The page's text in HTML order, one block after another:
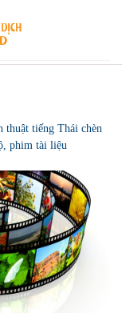
thuật tiếng Thái chèn
phim tài liệu